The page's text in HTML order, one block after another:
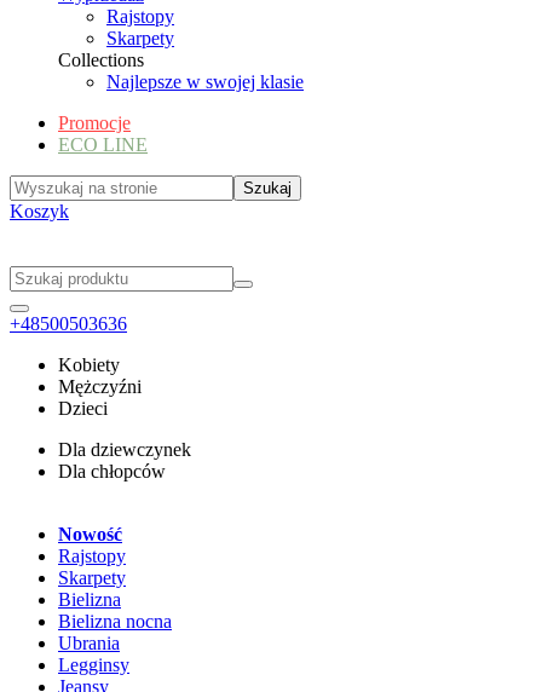
Rajstopy
Skarpety
Collections
Najlepsze w swojej klasie
Promocje
ECO LINE
Koszyk
+48500503636
Kobiety
Mężczyźni
Dzieci
Dla dziewczynek
Dla chłopców
Nowość
Rajstopy
Skarpety
Bielizna
Bielizna nocna
Ubrania
Legginsy
Jeansy